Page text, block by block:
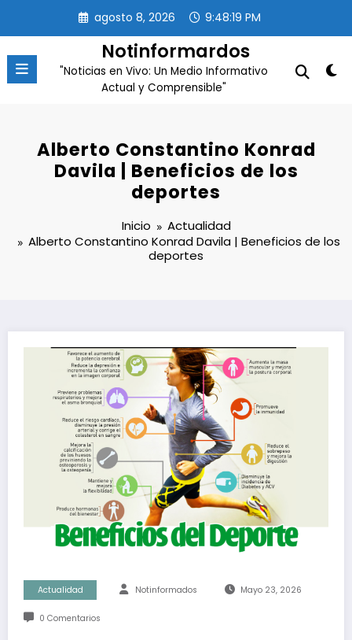
contenido
agosto 8, 2026 9:48:20 PM
Notinformardos
"Noticias en Vivo: Un Medio Informativo
Actual y Comprensible"
Alberto Constantino Konrad
Davila | Beneficios de los
deportes
Inicio
Actualidad
Alberto Constantino Konrad Davila | Beneficios de los
deportes
Actualidad Notinformados Mayo 23, 2026
0 Comentarios